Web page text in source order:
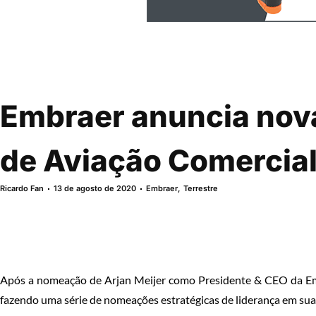
Embraer anuncia
de Aviação
Ricardo Fan 13 de agosto de 2020 Embraer,Terrestre
Após a nomeação de Arjan Meijer como Presidente & CEO da
fazendo uma série de nomeações estratégicas de liderança em